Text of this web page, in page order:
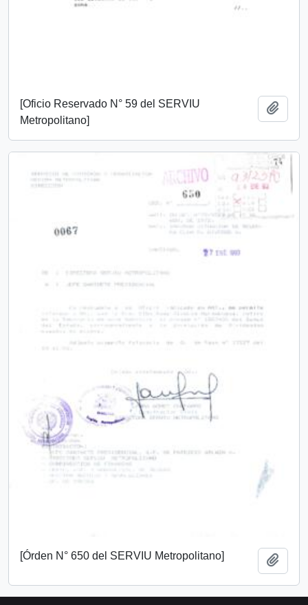
[Oficio Reservado N° 59 del SERVIU
Metropolitano]
[Órden N° 650 del SERVIU Metropolitano]